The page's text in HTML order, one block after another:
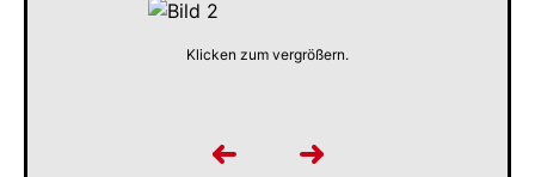
Klicken zum vergrößern.